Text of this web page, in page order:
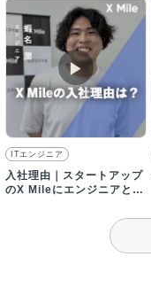
▶︎
ITエンジニア
入社理由｜スタートアップ
のX Mileにエンジニアとし